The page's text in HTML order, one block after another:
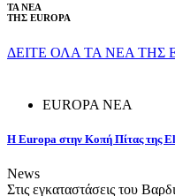
ΤΑ ΝΕΑ
ΤΗΣ EUROPA
ΔΕΙΤΕ ΟΛΑ ΤΑ ΝΕΑ ΤΗΣ
EUROPA NEA
H Europa στην Κοπή Πίτας
News
Στις εγκαταστάσεις του